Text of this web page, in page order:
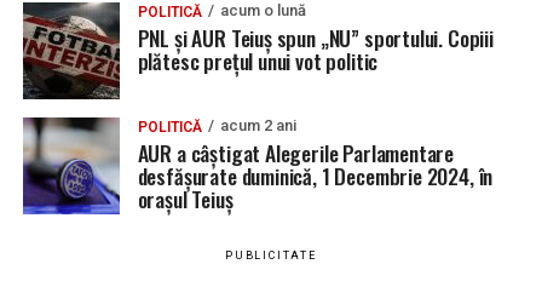
POLITICĂ acum o lună
PNL și AUR Teiuș spun „NU” sportului. Copiii
plătesc prețul unui vot politic
POLITICĂ acum 2 ani
AUR a câștigat Alegerile Parlamentare
desfășurate duminică, 1 Decembrie 2024, în
orașul Teiuș
PUBLICITATE